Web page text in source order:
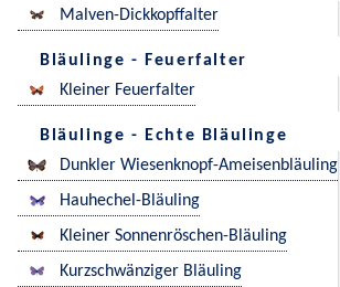
Malven-Dickkopffalter
Bläulinge - Feuerfalter
Kleiner Feuerfalter
Bläulinge - Echte Bläulinge
Dunkler Wiesenknopf-Ameisenbläuling
Hauhechel-Bläuling
Kleiner Sonnenröschen-Bläuling
Kurzschwänziger Bläuling